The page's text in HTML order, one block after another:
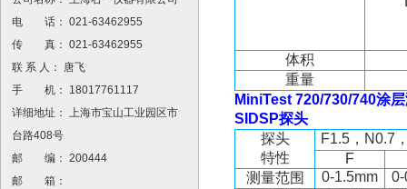
电 话： 021-63462955
传 真： 021-63462955
联 系 人： 唐飞
手 机： 18017761117
详细地址： 上海市宝山工业园区市
台路408号
邮 编： 200444
邮 箱：
体积
重量
MiniTest 720/730/740涂
SIDSP探头
探头
特性
F1.5， N0.7
F
测量范围
0-1.5mm
0-